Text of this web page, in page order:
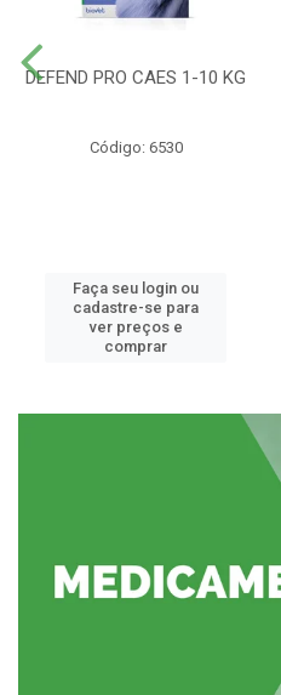
DEFEND PRO CAES 1-10 KG
Código: 6530
Faça seu login ou
cadastre-se para
ver preços e
comprar